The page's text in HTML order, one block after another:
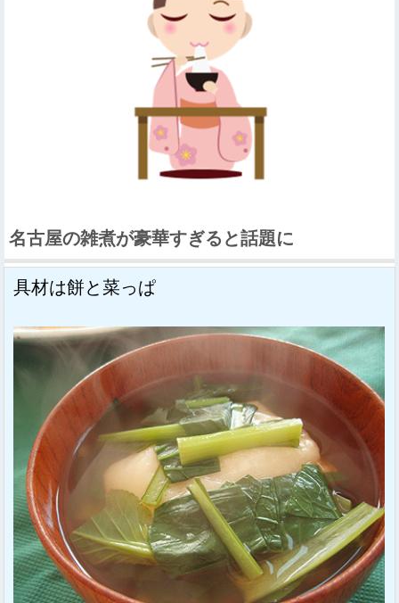
名古屋の雑煮が豪華すぎると話題に
具材は餅と菜っぱ